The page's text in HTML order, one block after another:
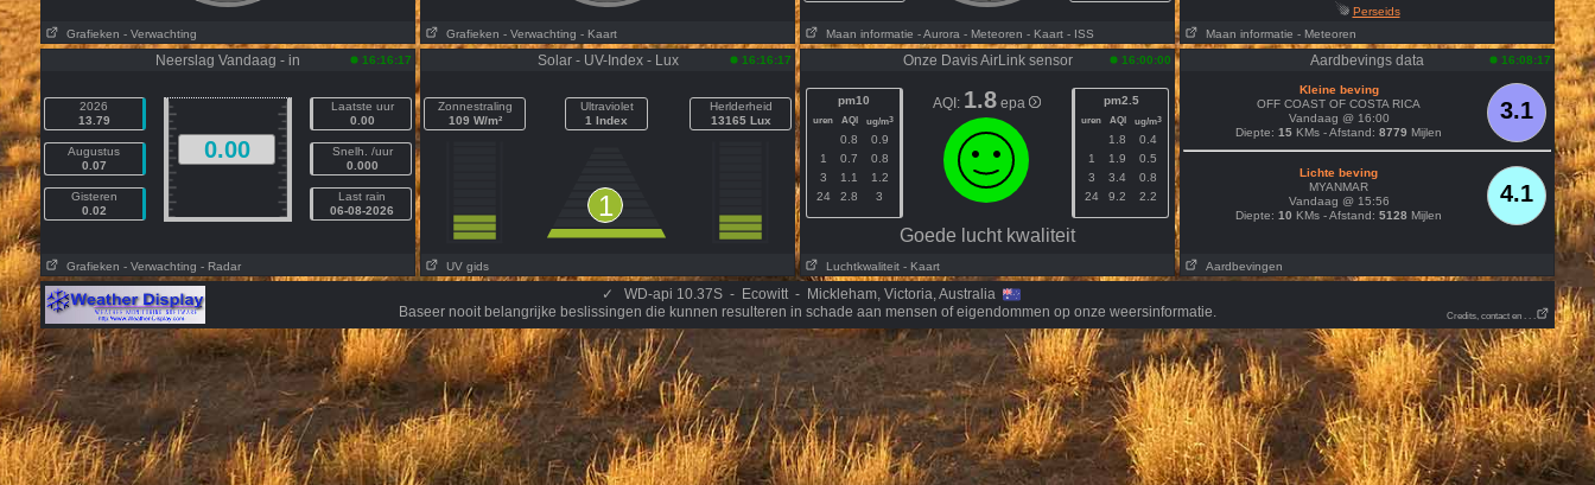
Grafieken - Verwachting Grafieken - Verwachting - Kaart Maan informatie - Aurora - Meteoren - Kaart - ISS
Perseids
Maan informatie - Meteoren
Neerslag Vandaag - in 16:16:17
2026
13.79
Augustus
0.07
Gisteren
0.02
0.00
Laatste uur
0.00
Snelh. /uur
0.000
Last rain
06-08-2026
Grafieken - Verwachting - Radar
Solar - UV-Index - Lux 16:16:17
Zonnestraling
109 W/m²
Ultraviolet
1 Index
1
Herlderheid
13165 Lux
UV gids
Onze Davis AirLink sensor 16:00:00
pm10
uren AQI ug/m3
0.8
0.9
1
0.7
0.8
3
1.1
1.2
24
2.8 3
AQI: 1.8 epa pm2.5
uren AQI ug/m3
1.8
0.4
1
1.9
0.5
3
3.4
0.8
24
9.2 2.2
Goede lucht kwaliteit
Luchtkwaliteit - Kaart
Aardbevings data 16:08:17
3.1
Kleine beving
OFF COAST OF COSTA RICA
Vandaag @ 16:00
Diepte: 15 KMs - Afstand: 8779 Mijlen
4.1
Lichte beving
MYANMAR
Vandaag @ 15:56
Diepte: 10 KMs - Afstand: 5128 Mijlen
Aardbevingen
✓
WD-api 10.37S - Ecowitt - Mickleham, Victoria, Australia
Baseer nooit belangrijke beslissingen die kunnen resulteren in schade aan mensen of eigendommen op onze weersinformatie.
Credits, contact en . . .